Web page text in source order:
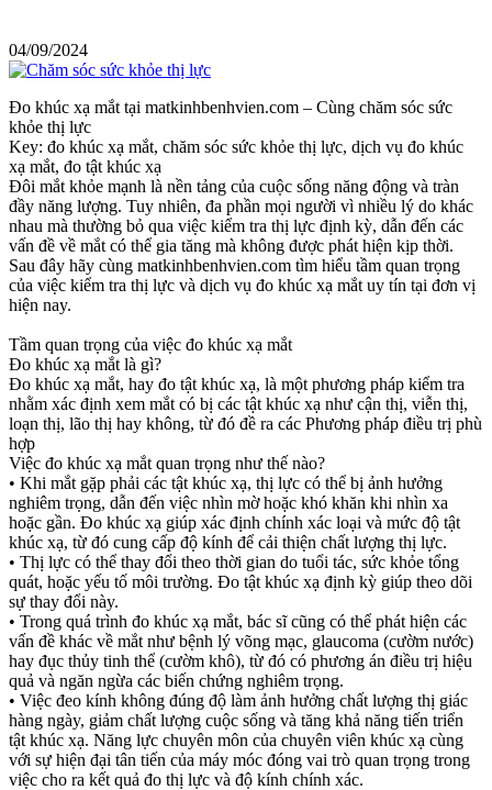
04/09/2024
Đo khúc xạ mắt tại matkinhbenhvien.com – Cùng chăm sóc sức
khỏe thị lực
Key: đo khúc xạ mắt, chăm sóc sức khỏe thị lực, dịch vụ đo khúc
xạ mắt, đo tật khúc xạ
Đôi mắt khỏe mạnh là nền tảng của cuộc sống năng động và tràn
đầy năng lượng. Tuy nhiên, đa phần mọi người vì nhiều lý do khác
nhau mà thường bỏ qua việc kiểm tra thị lực định kỳ, dẫn đến các
vấn đề về mắt có thể gia tăng mà không được phát hiện kịp thời.
Sau đây hãy cùng matkinhbenhvien.com tìm hiểu tầm quan trọng
của việc kiểm tra thị lực và dịch vụ đo khúc xạ mắt uy tín tại đơn vị
hiện nay.
Tầm quan trọng của việc đo khúc xạ mắt
Đo khúc xạ mắt là gì?
Đo khúc xạ mắt, hay đo tật khúc xạ, là một phương pháp kiểm tra
nhằm xác định xem mắt có bị các tật khúc xạ như cận thị, viễn thị,
loạn thị, lão thị hay không, từ đó đề ra các Phương pháp điều trị phù
hợp
Việc đo khúc xạ mắt quan trọng như thế nào?
• Khi mắt gặp phải các tật khúc xạ, thị lực có thể bị ảnh hưởng
nghiêm trọng, dẫn đến việc nhìn mờ hoặc khó khăn khi nhìn xa
hoặc gần. Đo khúc xạ giúp xác định chính xác loại và mức độ tật
khúc xạ, từ đó cung cấp độ kính để cải thiện chất lượng thị lực.
• Thị lực có thể thay đổi theo thời gian do tuổi tác, sức khỏe tổng
quát, hoặc yếu tố môi trường. Đo tật khúc xạ định kỳ giúp theo dõi
sự thay đổi này.
• Trong quá trình đo khúc xạ mắt, bác sĩ cũng có thể phát hiện các
vấn đề khác về mắt như bệnh lý võng mạc, glaucoma (cườm nước)
hay đục thủy tinh thể (cườm khô), từ đó có phương án điều trị hiệu
quả và ngăn ngừa các biến chứng nghiêm trọng.
• Việc đeo kính không đúng độ làm ảnh hưởng chất lượng thị giác
hàng ngày, giảm chất lượng cuộc sống và tăng khả năng tiến triển
tật khúc xạ. Năng lực chuyên môn của chuyên viên khúc xạ cùng
với sự hiện đại tân tiến của máy móc đóng vai trò quan trọng trong
việc cho ra kết quả đo thị lực và độ kính chính xác.